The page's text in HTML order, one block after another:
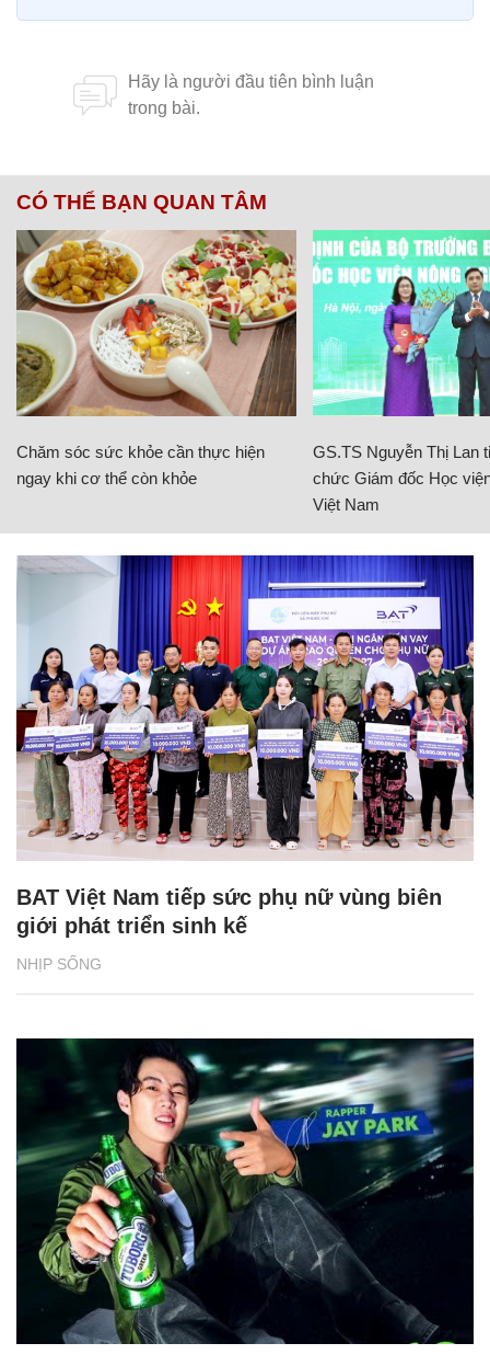
CÓ THỂ BẠN QUAN TÂM
Chăm sóc sức khỏe cần thực hiện
ngay khi cơ thể còn khỏe
GS.TS Nguyễn Thị Lan
chức Giám đốc Học
Việt Nam
NHỊP SỐNG
BAT Việt Nam tiếp sức phụ nữ vùng biên
giới phát triển sinh kế